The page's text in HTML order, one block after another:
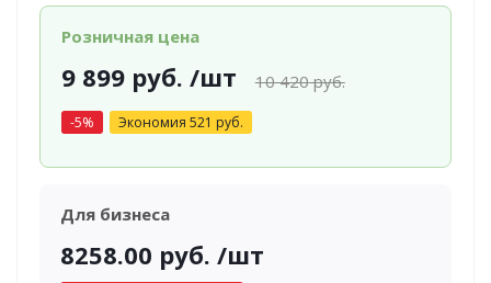
Розничная цена
9 899руб. /шт 10 420руб.
-5% Экономия 521 руб.
Для бизнеса
8258.00 руб. /шт